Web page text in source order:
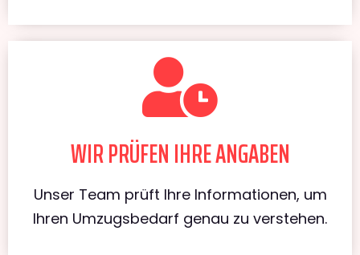
WIR PRÜFEN IHRE ANGABEN
Unser Team prüft Ihre Informationen, um
Ihren Umzugsbedarf genau zu verstehen.